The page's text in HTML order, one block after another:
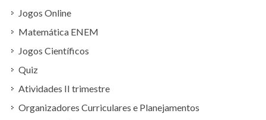
Jogos Online
Matemática ENEM
Jogos Científicos
Quiz
Atividades II trimestre
Organizadores Curriculares e Planejamentos